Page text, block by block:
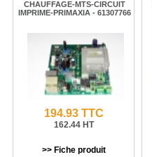
CHAUFFAGE-MTS-CIRCUIT
IMPRIME-PRIMAXIA - 61307766
194.93 TTC
162.44 HT
>> Fiche produit